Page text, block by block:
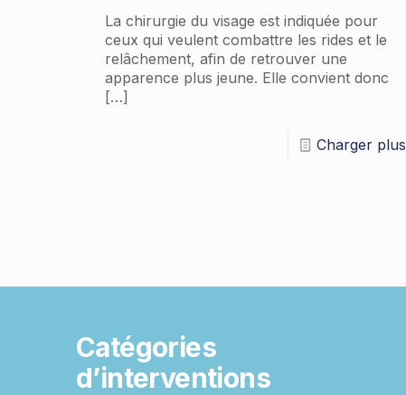
La chirurgie du visage est indiquée pour
ceux qui veulent combattre les rides et le
relâchement, afin de retrouver une
apparence plus jeune. Elle convient donc
[…]
Charger plus
Catégories
d’interventions